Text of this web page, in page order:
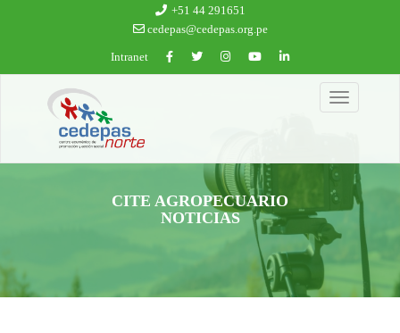
+51 44 291651
cedepas@cedepas.org.pe
Intranet
Toggle
navigation
CITE AGROPECUARIO
NOTICIAS